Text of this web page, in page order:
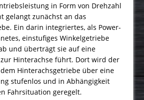
in Form von Drehzahl
gelangt zunächst an das
Ein darin integriertes, als Power-
einstufiges Winkelgetriebe
und überträgt sie auf eine
Hinterachse führt. Dort wird der
Hinterachsgetriebe über eine
stufenlos und in Abhängigkeit
Fahrsituation geregelt.